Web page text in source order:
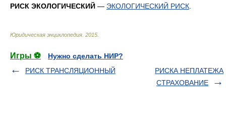
РИСК ЭКОЛОГИЧЕСКИЙ — ЭКОЛОГИЧЕСКИЙ РИСК
Юридическая энциклопедия 2015
Игры ⚽
Нужно сделать НИР?
РИСК ТРАНСЛЯЦИОННЫЙ
РИСКА НЕПЛАТЕЖА
СТРАХОВАНИЕ